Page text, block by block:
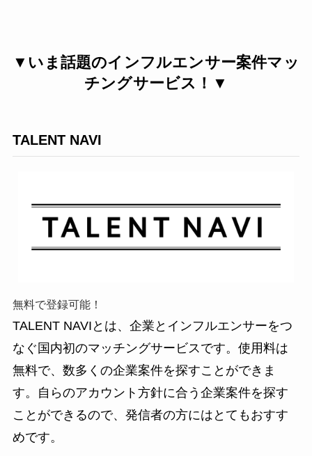
▼いま話題のインフルエンサー案件マッ
チングサービス！▼
TALENT NAVI
無料で登録可能！
TALENT NAVIとは、企業とインフルエンサーをつ
なぐ国内初のマッチングサービスです。使用料は
無料で、数多くの企業案件を探すことができま
す。自らのアカウント方針に合う企業案件を探す
ことができるので、発信者の方にはとてもおすす
めです。